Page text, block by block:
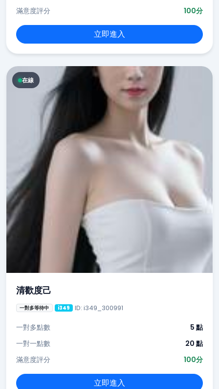
滿意度評分
100分
立即進入
在線
清歡度己
一對多等待中 i349 ID: i349_300991
一對多點數
5 點
一對一點數
20 點
滿意度評分
100分
立即進入